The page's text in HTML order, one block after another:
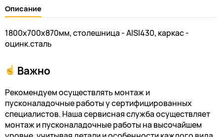
Описание
1800х700х870мм, столешница - AISI430, каркас -
оцинк.сталь
Важно
Рекомендуем осуществлять монтаж и
пусконаладочные работы у сертифицированных
специалистов. Наша сервисная служба осуществляет
монтаж и пусконаладочные работы на высочайшем